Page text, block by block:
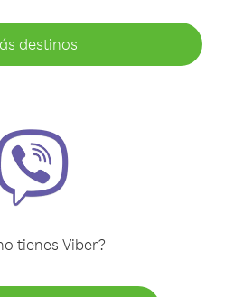
destinos
tienes Viber?